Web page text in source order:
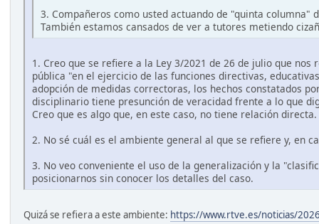
3. Compañeros como usted actuando de "quinta
También estamos cansados de ver a tutores metiendo
1. Creo que se refiere a la Ley 3/2021 de 26 de julio que
pública "en el ejercicio de las funciones directivas,
adopción de medidas correctoras, los hechos constatados
disciplinario tiene presunción de veracidad frente a lo que
Creo que es algo que, en este caso, no tiene relación directa.
2. No sé cuál es el ambiente general al que se refiere y, en
3. No veo conveniente el uso de la generalización y la
posicionarnos sin conocer los detalles del caso.
Quizá se refiera a este ambiente: https://www.rtve.es/noticias/